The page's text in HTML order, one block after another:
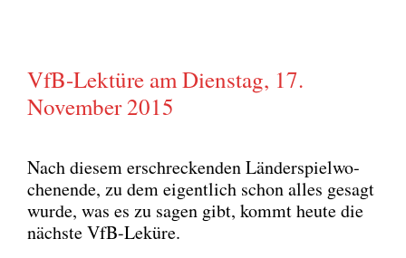
VfB-Lektüre am Dienstag, 17.
November 2015
Nach die­sem erschre­cken­den Län­der­spiel­wo­
chen­en­de, zu dem eigent­lich schon alles gesagt
wur­de, was es zu sagen gibt, kommt heu­te die
nächs­te VfB-Lekü­re.